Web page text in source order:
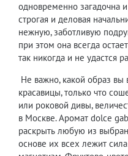
одновременно загадочна
строгая и деловая
нежную, заботливую
при этом она всегда
так никогда и не удастся
Не важно, какой образ
красавицы, только что
или роковой дивы,
в Москве. Аромат dolce
раскрыть любую из
основе их всех лежит